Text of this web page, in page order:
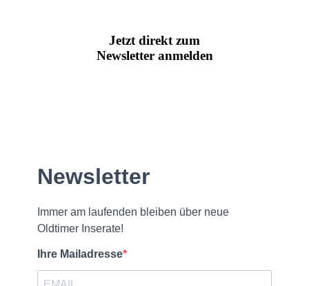
Jetzt direkt zum
Newsletter anmelden